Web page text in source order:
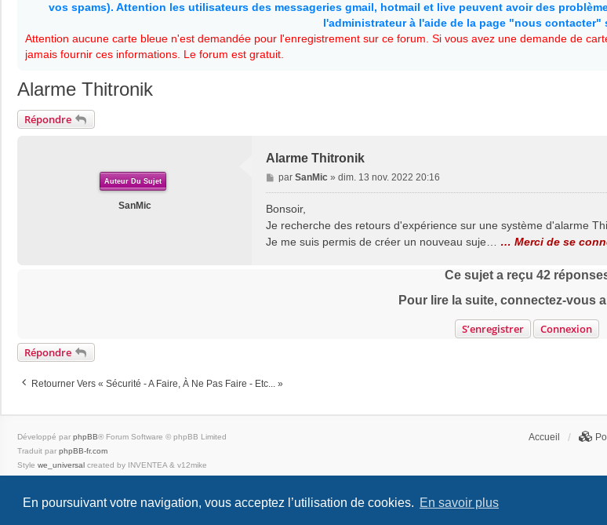
En poursuivant votre navigation, vous acceptez l’utilisation de cookies. En savoir plus
vos spams). Attention les utilisateurs des messageries gmail, hotmail et live peuvent avoir des
l'administrateur à l'aide de la page "nous contacter"
Attention aucune carte bleue n'est demandée pour l'enregistrement sur ce forum. Si vous avez une demande de
jamais fournir ces informations. Le forum est gratuit.
Alarme Thitronik
Répondre
Auteur Du Sujet
SanMic
Alarme Thitronik
M
e
a
g
par SanMic» dim. 13 nov. 2022 20:16
Bonsoir,
Je recherche des retours d'expérience sur une système d'alarme
Je me suis permis de créer un nouveau suje…
… Merci de se
Ce sujet a reçu 42
Pour lire la suite, connectez-vous
S’enregistrer
Connexion
Répondre
Retourner Vers « Sécurité - A Faire, À Ne Pas Faire - Etc... »
Accueil
Développé par phpBB® Forum Software © phpBB Limited
Traduit par phpBB-fr.com
Style we_universal created by INVENTEA & v12mike